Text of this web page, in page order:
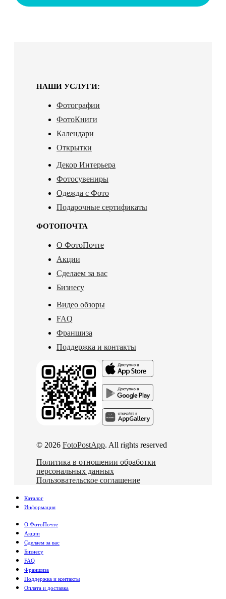
НАШИ УСЛУГИ:
Фотографии
ФотоКниги
Календари
Открытки
Декор Интерьера
Фотосувениры
Одежда с Фото
Подарочные сертификаты
ФОТОПОЧТА
О ФотоПочте
Акции
Сделаем за вас
Бизнесу
Видео обзоры
FAQ
Франшиза
Поддержка и контакты
© 2026 FotoPostApp. All rights reserved
Политика в отношении обработки
персональных данных
Пользовательское соглашение
Каталог
Информация
О ФотоПочте
Акции
Сделаем за вас
Бизнесу
FAQ
Франшиза
Поддержка и контакты
Оплата и доставка